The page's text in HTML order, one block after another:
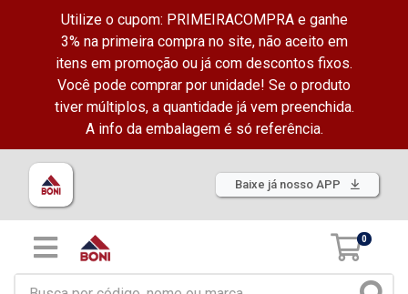
Utilize o cupom: PRIMEIRACOMPRA e ganhe
3% na primeira compra no site, não aceito em
itens em promoção ou já com descontos fixos.
Você pode comprar por unidade! Se o produto
tiver múltiplos, a quantidade já vem preenchida.
A info da embalagem é só referência.
Baixe já nosso APP
0